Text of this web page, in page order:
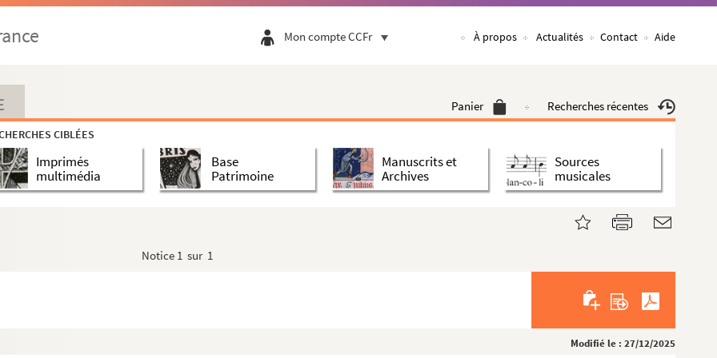
Mon compte CCFr À propos Actualités Contact Aide
Panier Recherches récentes
CIBLÉES
Imprimés
multimédia
Base
Patrimoine
Manuscrits et
Archives
Sources
musicales
Notice 1 sur 1
Modifié le : 27/12/2025
de M. Lemaire, érigé devant le palais des Champs-...
Panthéon.